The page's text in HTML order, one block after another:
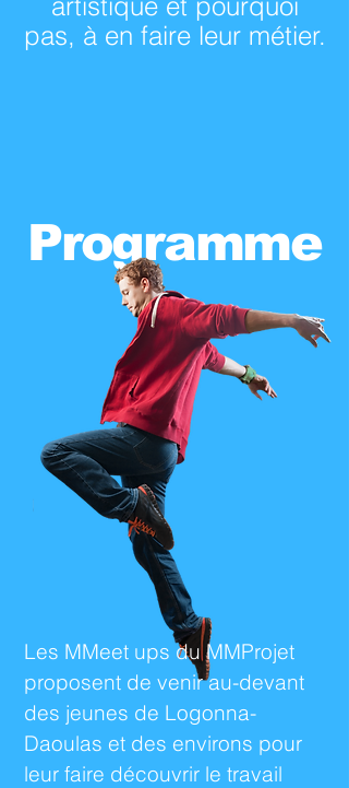
pas, à en faire leur métier.
Programme
Les MMeet ups du MMProjet
proposent de venir au-devant
des jeunes de Logonna-
Daoulas et des environs pour
leur faire découvrir le travail